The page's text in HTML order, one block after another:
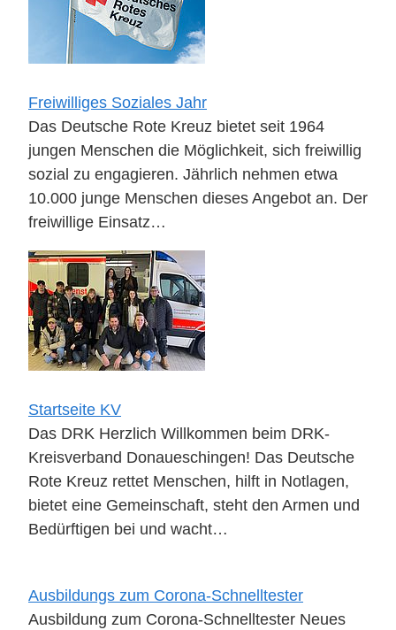
Freiwilliges Soziales Jahr
Das Deutsche Rote Kreuz bietet seit 1964
jungen Menschen die Möglichkeit, sich freiwillig
sozial zu engagieren. Jährlich nehmen etwa
10.000 junge Menschen dieses Angebot an. Der
freiwillige Einsatz…
Startseite KV
Das DRK Herzlich Willkommen beim DRK-
Kreisverband Donaueschingen! Das Deutsche
Rote Kreuz rettet Menschen, hilft in Notlagen,
bietet eine Gemeinschaft, steht den Armen und
Bedürftigen bei und wacht…
Ausbildungs zum Corona-Schnelltester
Ausbildung zum Corona-Schnelltester Neues